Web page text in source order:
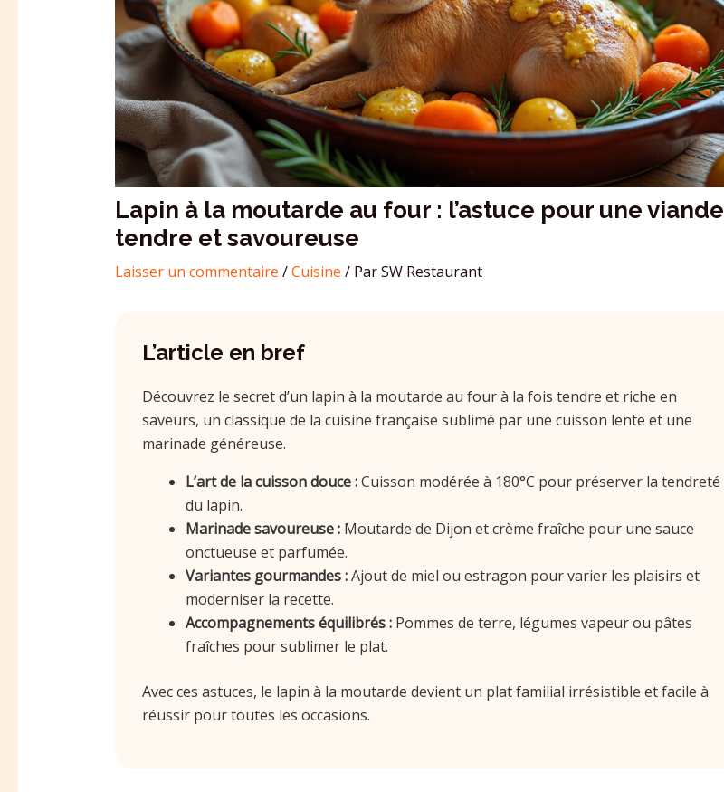
Lapin à la moutarde au four : l’astuce pour une viande
tendre et savoureuse
Laisser un commentaire /Cuisine / ParSW Restaurant
L’article en bref
Découvrez le secret d’un lapin à la moutarde au four à la fois tendre et riche en
saveurs, un classique de la cuisine française sublimé par une cuisson lente et une
marinade généreuse.
L’art de la cuisson douce :Cuisson modérée à 180°C pour préserver la tendreté
du lapin.
Marinade savoureuse :Moutarde de Dijon et crème fraîche pour une sauce
onctueuse et parfumée.
Variantes gourmandes :Ajout de miel ou estragon pour varier les plaisirs et
moderniser la recette.
Accompagnements équilibrés :Pommes de terre, légumes vapeur ou pâtes
fraîches pour sublimer le plat.
Avec ces astuces, le lapin à la moutarde devient un plat familial irrésistible et facile à
réussir pour toutes les occasions.